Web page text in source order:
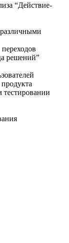
“Действие-
решений”
тестировании